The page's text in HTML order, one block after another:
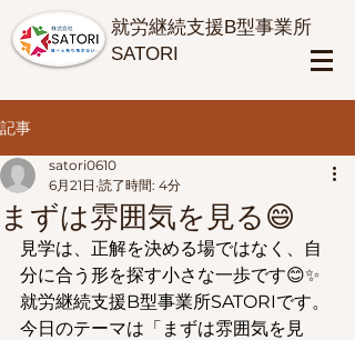
​就労継続支援B型事業所
SATORI
記事
まずは雰囲気を見る😄
satori0610
6月21日 読了時間: 4分
見学は、正解を決める場ではなく、自
分に合う形を探す小さな一歩です😊✨
就労継続支援B型事業所SATORIです。
今日のテーマは「まずは雰囲気を見